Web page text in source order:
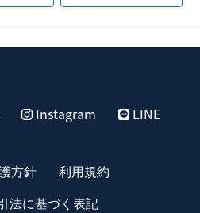
Instagram LINE
方針
利用規約
法に基づく表記